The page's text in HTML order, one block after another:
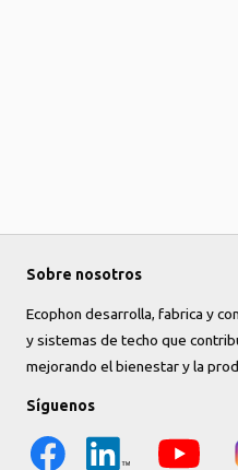
Sobre nosotros
Ecophon desarrolla, fabrica y
y sistemas de techo que
mejorando el bienestar y la
Síguenos